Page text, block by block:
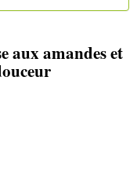
aux amandes et